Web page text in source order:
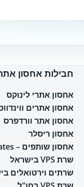
חבילות אחסון
אחסון אתרי לינוקס
אחסון אתרים
אחסון אתר וורדפרס
אחסון ריסלר
אחסון שותפים – Affiliates
שרת VPS בישראל
שרתים וירטואלים